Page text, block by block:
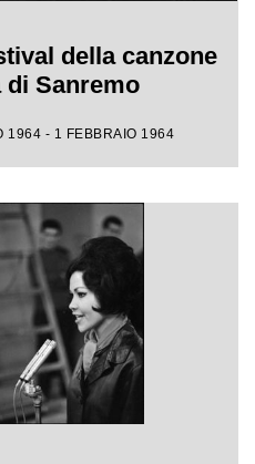
della canzone
di Sanremo
1964 - 1 FEBBRAIO 1964